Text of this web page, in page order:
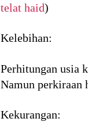
telat haid)
Kelebihan:
Perhitungan usia
Namun perkiraan
Kekurangan: